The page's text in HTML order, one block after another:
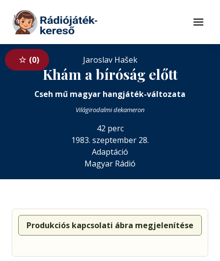
Tovább a tartalomhoz
Menü
0 Jaroslav Hašek
Khám a bíróság előtt
Cseh mű magyar hangjáték-változata
Világirodalmi dekameron
42 perc
1983. szeptember 28.
Adaptáció
Magyar Rádió
Produkciós kapcsolati ábra megjelenítése